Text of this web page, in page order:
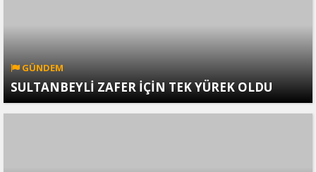
GÜNDEM
SULTANBEYLİ ZAFER İÇİN TEK YÜREK OLDU